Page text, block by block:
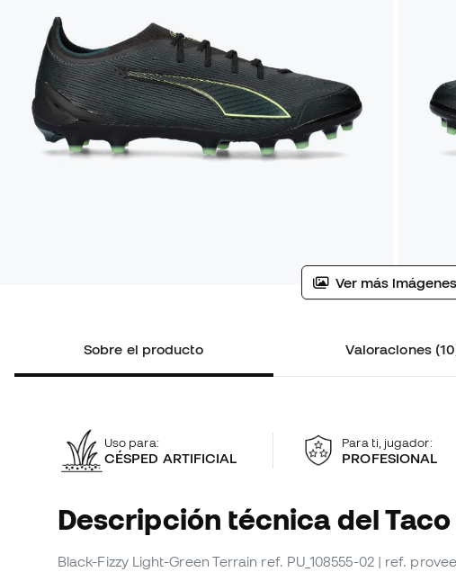
Ver más
Sobre el producto Valoraciones
Uso para:
CÉSPED ARTIFICIAL
Para ti, jugador:
PROFESIONAL
Descripción técnica del
Black-Fizzy Light-Green Terrain ref. PU_108555-02 | ref.